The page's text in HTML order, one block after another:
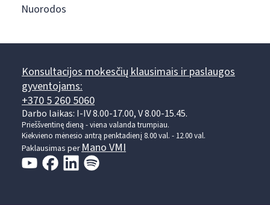
Nuorodos
Konsultacijos mokesčių klausimais ir paslaugos
gyventojams:
+370 5 260 5060
Darbo laikas: I-IV 8.00-17.00, V 8.00-15.45.
Prieššventinę dieną - viena valanda trumpiau.
Kiekvieno mėnesio antrą penktadienį 8.00 val. - 12.00 val.
Paklausimas perMano VMI